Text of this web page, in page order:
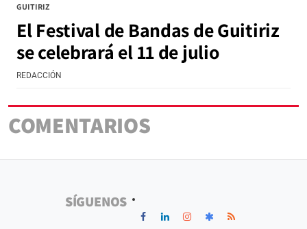
GUITIRIZ
El Festival de Bandas de Guitiriz
se celebrará el 11 de julio
REDACCIÓN
COMENTARIOS
SÍGUENOS